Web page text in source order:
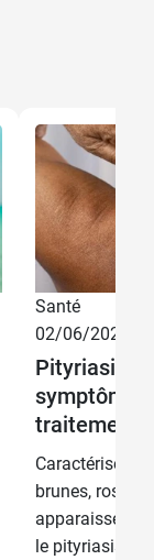
Santé
02/06/2026
Pityriasis
traitement
Caractérisé
brunes,
apparaissent
le pityriasis